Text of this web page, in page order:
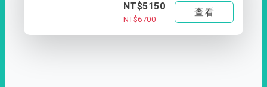
NT$5150
NT$6700
查看